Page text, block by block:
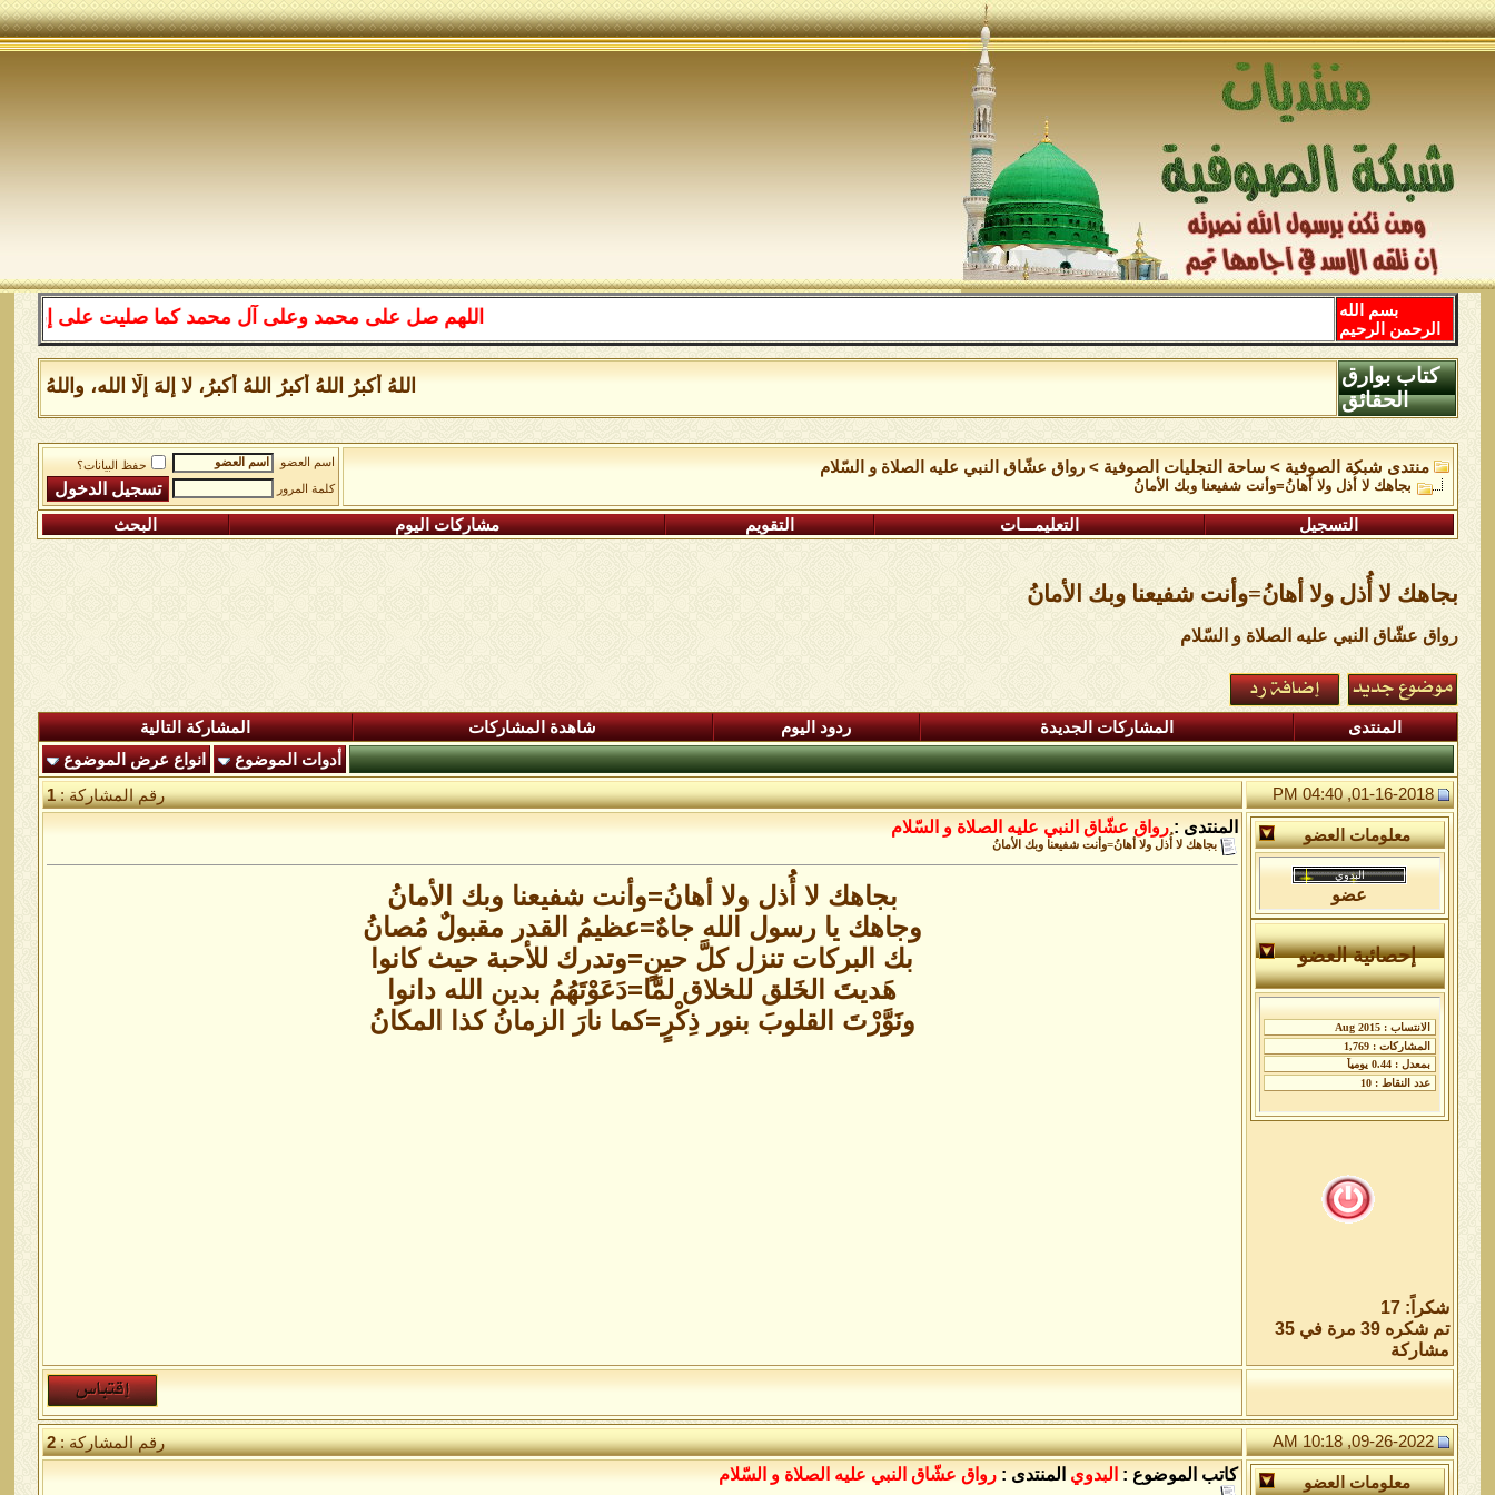
اللهم صل على محمد وعلى آل محمد كما صليت على إبراهيم وعلى
بسم الله
الرحمن الرحيم
اللهُ أكبرُ اللهُ أكبرُ اللهُ أكبرُ، لا إلهَ إلَّا الله، واللهُ
كتاب بوارق
الحقائق
منتدى شبكة الصوفية > ساحة التجليات الصوفية >رواق عشّاق النبي عليه الصلاة و السّلام
بجاهك لا أُذل ولا أهانُ=وأنت شفيعنا وبك الأمانُ
اسم العضو
حفظ البيانات؟
كلمة المرور
التسجيل التعليمـــات التقويم مشاركات اليوم البحث
بجاهك لا أُذل ولا أهانُ=وأنت شفيعنا وبك الأمانُ
رواق عشّاق النبي عليه الصلاة و السّلام
المنتدى المشاركات الجديدة ردود اليوم شاهدة المشاركات
المشاركة التالية
أدوات الموضوع
انواع عرض الموضوع
01-16-2018, 04:40 PM
رقم المشاركة :1
معلومات العضو
عضو
إحصائية العضو
شكراً: 17
تم شكره 39 مرة في 35
مشاركة
المنتدى : رواق عشّاق النبي عليه الصلاة و السّلام
بجاهك لا أُذل ولا أهانُ=وأنت شفيعنا وبك الأمانُ
بجاهك لا أُذل ولا أهانُ=وأنت شفيعنا وبك الأمانُ
وجاهك يا رسول الله جاهٌ=عظيمُ القدر مقبولٌ مُصانُ
بك البركات تنزل كلَّ حينٍ=وتدرك للأحبة حيث كانوا
هَديتَ الخَلق للخلاق لمَّا=دَعَوْتَهُمُ بدين الله دانوا
ونَوَّرْتَ القلوبَ بنور ذِكْرٍ=كما نارَ الزمانُ كذا المكانُ
09-26-2022, 10:18 AM رقم المشاركة :2
معلومات العضو كاتب الموضوع : البدوي المنتدى : رواق عشّاق النبي عليه الصلاة و السّلام